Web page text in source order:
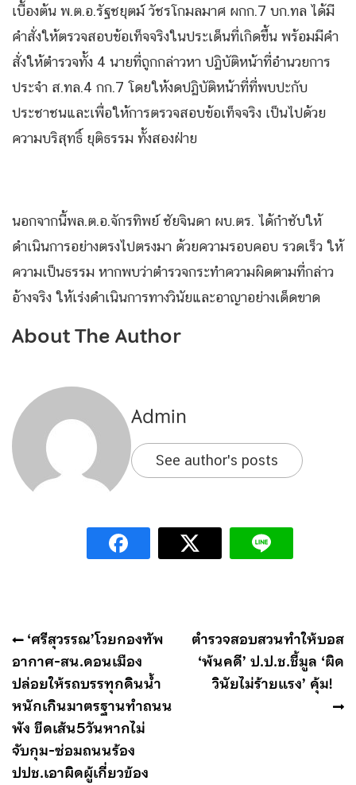
เบื้องต้น พ.ต.อ.รัฐชยุตม์ วัชรโกมลมาศ ผกก.7 บก.ทล ได้มี
คำสั่งให้ตรวจสอบข้อเท็จจริงในประเด็นที่เกิดขึ้น พร้อมมีคำ
สั่งให้ตำรวจทั้ง 4 นายที่ถูกกล่าวหา ปฏิบัติหน้าที่อำนวยการ
ประจำ ส.ทล.4 กก.7 โดยให้งดปฏิบัติหน้าที่ที่พบปะกับ
ประชาชนและเพื่อให้การตรวจสอบข้อเท็จจริง เป็นไปด้วย
ความบริสุทธิ์ ยุติธรรม ทั้งสองฝ่าย
นอกจากนี้พล.ต.อ.จักรทิพย์ ชัยจินดา ผบ.ตร. ได้กำชับให้
ดำเนินการอย่างตรงไปตรงมา ด้วยความรอบคอบ รวดเร็ว ให้
ความเป็นธรรม หากพบว่าตำรวจกระทำความผิดตามที่กล่าว
อ้างจริง ให้เร่งดำเนินการทางวินัยและอาญาอย่างเด็ดขาด
About The Author
Admin
See author's posts
แนะแนว
เรื่อง
‘ศรีสุวรรณ’โวยกองทัพ
อากาศ-สน.ดอนเมือง
ปล่อยให้รถบรรทุกดินน้ำ
หนักเกินมาตรฐานทำถนน
พัง ขีดเส้น5วันหากไม่
จับกุม-ซ่อมถนนร้อง
ปปช.เอาผิดผู้เกี่ยวข้อง
ตำรวจสอบสวนทำให้บอส
‘พ้นคดี’ ป.ป.ช.ชี้มูล ‘ผิด
วินัยไม่ร้ายแรง’ คุ้ม!